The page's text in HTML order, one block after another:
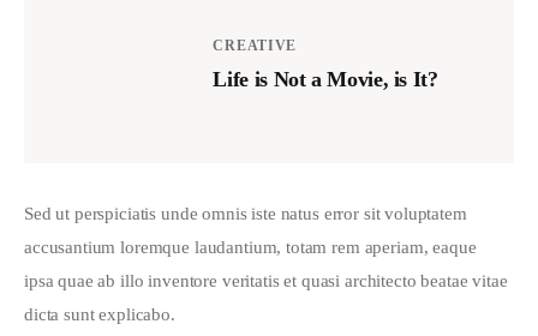
CREATIVE
Life is Not a Movie, is It?
Sed ut perspiciatis unde omnis iste natus error sit voluptatem
accusantium loremque laudantium, totam rem aperiam, eaque
ipsa quae ab illo inventore veritatis et quasi architecto beatae vitae
dicta sunt explicabo.